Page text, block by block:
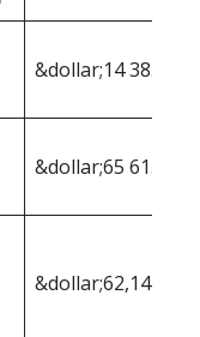
&dollar;14 385
&dollar;65 615
&dollar;62,141